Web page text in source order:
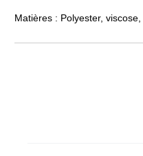
Matières : Polyester, viscose,